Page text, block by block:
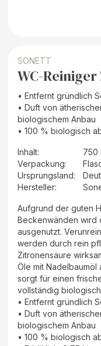
SONETT
WC-
• Entfernt gründlich
• Duft von
biologischem Anbau
• 100 % biologisch
Inhalt:
750
Verpackung:
Ursprungsland:
Hersteller:
Aufgrund der guten
Beckenwänden wird
ausgenutzt.
werden durch rein
Zitronensäure
Öle mit
sorgt für einen
vollständig
• Entfernt gründlich
• Duft von
biologischem Anbau
• 100 % biologisch